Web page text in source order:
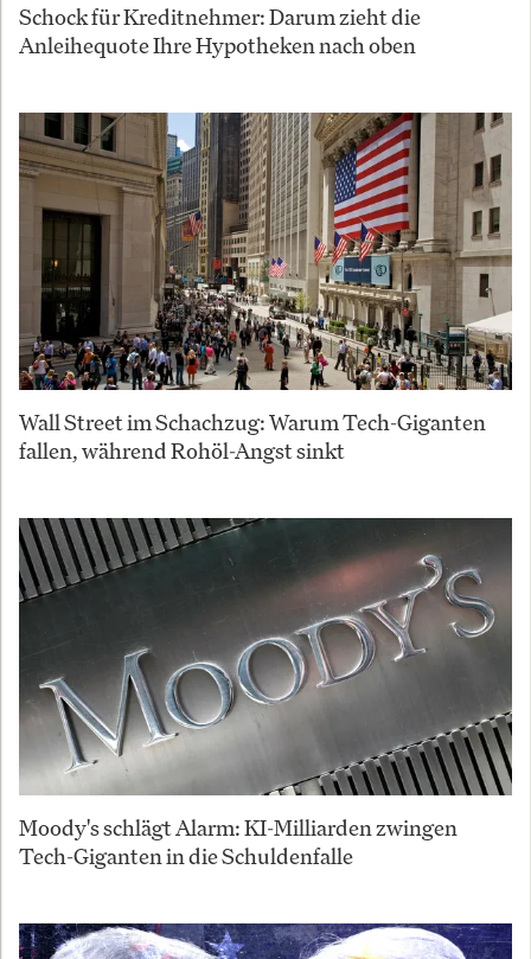
Schock für Kreditnehmer: Darum zieht die
Anleihequote Ihre Hypotheken nach oben
Wall Street im Schachzug: Warum Tech-Giganten
fallen, während Rohöl-Angst sinkt
Moody's schlägt Alarm: KI-Milliarden zwingen
Tech-Giganten in die Schuldenfalle